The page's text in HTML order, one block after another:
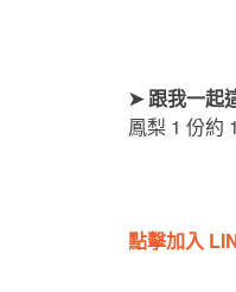
➤ 跟我一起
鳳梨 1 份約
點擊加入